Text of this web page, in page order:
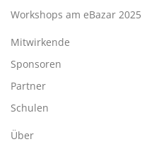
Workshops am eBazar 2025
Mitwirkende
Sponsoren
Partner
Schulen
Über